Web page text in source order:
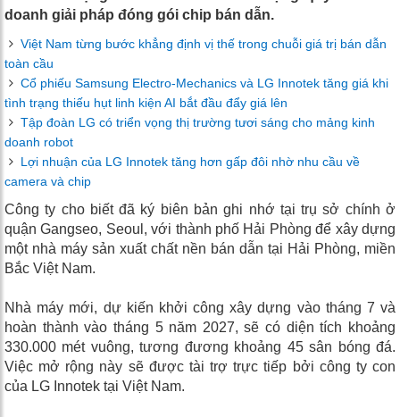
doanh giải pháp đóng gói chip bán dẫn.
Việt Nam từng bước khẳng định vị thế trong chuỗi giá trị bán dẫn
toàn cầu
Cổ phiếu Samsung Electro-Mechanics và LG Innotek tăng giá khi
tình trạng thiếu hụt linh kiện AI bắt đầu đẩy giá lên
Tập đoàn LG có triển vọng thị trường tươi sáng cho mảng kinh
doanh robot
Lợi nhuận của LG Innotek tăng hơn gấp đôi nhờ nhu cầu về
camera và chip
Công ty cho biết đã ký biên bản ghi nhớ tại trụ sở chính ở
quận Gangseo, Seoul, với thành phố Hải Phòng để xây dựng
một nhà máy sản xuất chất nền bán dẫn tại Hải Phòng, miền
Bắc Việt Nam.
Nhà máy mới, dự kiến ​​khởi công xây dựng vào tháng 7 và
hoàn thành vào tháng 5 năm 2027, sẽ có diện tích khoảng
330.000 mét vuông, tương đương khoảng 45 sân bóng đá.
Việc mở rộng này sẽ được tài trợ trực tiếp bởi công ty con
của LG Innotek tại Việt Nam.